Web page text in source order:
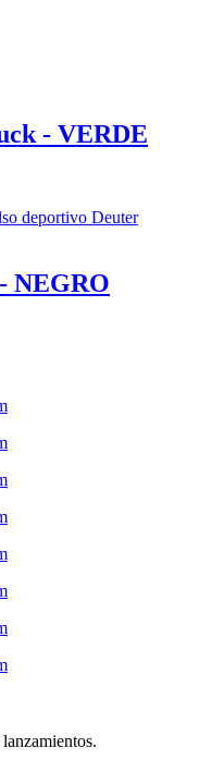
- VERDE
NEGRO